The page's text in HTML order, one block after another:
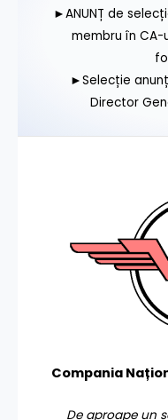
►ANUNȚ de
membru în CA-
►Selecție
Director
Compania
De aproape un